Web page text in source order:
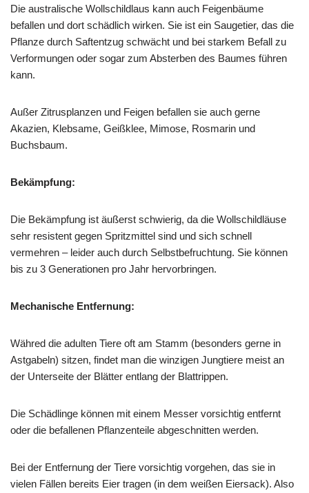
Die australische Wollschildlaus kann auch Feigenbäume
befallen und dort schädlich wirken. Sie ist ein Saugetier, das die
Pflanze durch Saftentzug schwächt und bei starkem Befall zu
Verformungen oder sogar zum Absterben des Baumes führen
kann.
Außer Zitrusplanzen und Feigen befallen sie auch gerne
Akazien, Klebsame, Geißklee, Mimose, Rosmarin und
Buchsbaum.
Bekämpfung:
Die Bekämpfung ist äußerst schwierig, da die Wollschildläuse
sehr resistent gegen Spritzmittel sind und sich schnell
vermehren – leider auch durch Selbstbefruchtung. Sie können
bis zu 3 Generationen pro Jahr hervorbringen.
Mechanische Entfernung:
Währed die adulten Tiere oft am Stamm (besonders gerne in
Astgabeln) sitzen, findet man die winzigen Jungtiere meist an
der Unterseite der Blätter entlang der Blattrippen.
Die Schädlinge können mit einem Messer vorsichtig entfernt
oder die befallenen Pflanzenteile abgeschnitten werden.
Bei der Entfernung der Tiere vorsichtig vorgehen, das sie in
vielen Fällen bereits Eier tragen (in dem weißen Eiersack). Also